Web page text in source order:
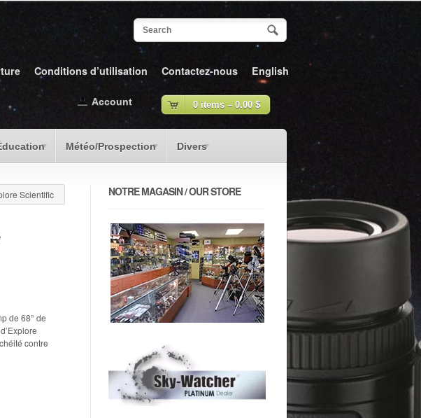
Conditions d’utilisation Contactez-nous English
Météo/Prospection Divers
0 items – 0.00 $
Account
Scientific
de 68° de
contre
NOTRE MAGASIN / OUR STORE